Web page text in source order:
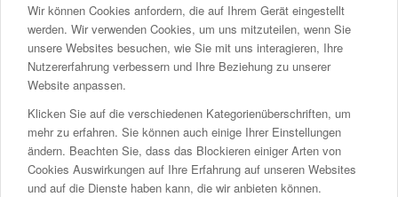
Wir können Cookies anfordern, die auf Ihrem Gerät eingestellt
werden. Wir verwenden Cookies, um uns mitzuteilen, wenn Sie
unsere Websites besuchen, wie Sie mit uns interagieren, Ihre
Nutzererfahrung verbessern und Ihre Beziehung zu unserer
Website anpassen.
Klicken Sie auf die verschiedenen Kategorienüberschriften, um
mehr zu erfahren. Sie können auch einige Ihrer Einstellungen
ändern. Beachten Sie, dass das Blockieren einiger Arten von
Cookies Auswirkungen auf Ihre Erfahrung auf unseren Websites
und auf die Dienste haben kann, die wir anbieten können.